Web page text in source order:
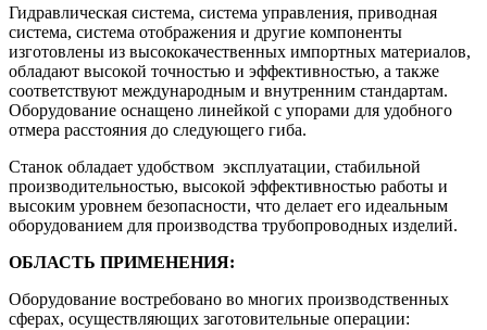
Гидравлическая система, система управления, приводная
система, система отображения и другие компоненты
изготовлены из высококачественных импортных материалов,
обладают высокой точностью и эффективностью, а также
соответствуют международным и внутренним стандартам.
Оборудование оснащено линейкой с упорами для удобного
отмера расстояния до следующего гиба.
Станок обладает удобством эксплуатации, стабильной
производительностью, высокой эффективностью работы и
высоким уровнем безопасности, что делает его идеальным
оборудованием для производства трубопроводных изделий.
ОБЛАСТЬ ПРИМЕНЕНИЯ:
Оборудование востребовано во многих производственных
сферах, осуществляющих заготовительные операции: